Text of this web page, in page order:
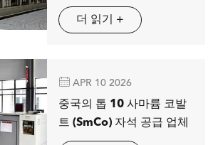
MAG SPRING
더 읽기 +
 APR 10 2026
중국의 톱 10 사마륨 코발
트 (SmCo) 자석 공급 업체